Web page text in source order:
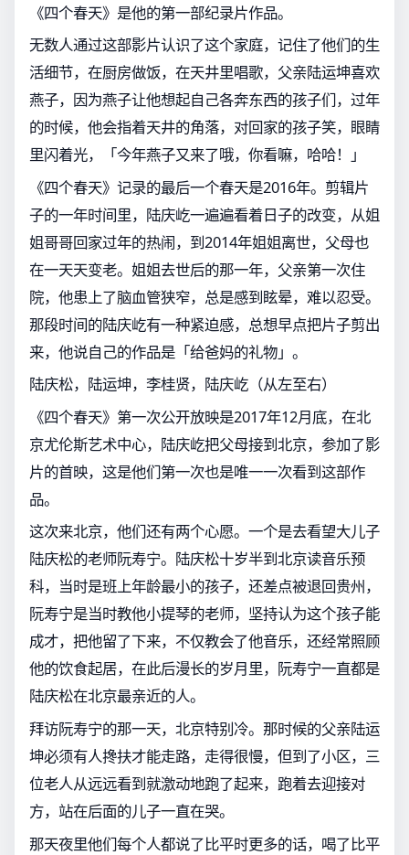
《四个春天》是他的第一部纪录片作品。
无数人通过这部影片认识了这个家庭，记住了他们的生
活细节，在厨房做饭，在天井里唱歌，父亲陆运坤喜欢
燕子，因为燕子让他想起自己各奔东西的孩子们，过年
的时候，他会指着天井的角落，对回家的孩子笑，眼睛
里闪着光，「今年燕子又来了哦，你看嘛，哈哈！」
《四个春天》记录的最后一个春天是2016年。剪辑片
子的一年时间里，陆庆屹一遍遍看着日子的改变，从姐
姐哥哥回家过年的热闹，到2014年姐姐离世，父母也
在一天天变老。姐姐去世后的那一年，父亲第一次住
院，他患上了脑血管狭窄，总是感到眩晕，难以忍受。
那段时间的陆庆屹有一种紧迫感，总想早点把片子剪出
来，他说自己的作品是「给爸妈的礼物」。
陆庆松，陆运坤，李桂贤，陆庆屹（从左至右）
《四个春天》第一次公开放映是2017年12月底，在北
京尤伦斯艺术中心，陆庆屹把父母接到北京，参加了影
片的首映，这是他们第一次也是唯一一次看到这部作
品。
这次来北京，他们还有两个心愿。一个是去看望大儿子
陆庆松的老师阮寿宁。陆庆松十岁半到北京读音乐预
科，当时是班上年龄最小的孩子，还差点被退回贵州，
阮寿宁是当时教他小提琴的老师，坚持认为这个孩子能
成才，把他留了下来，不仅教会了他音乐，还经常照顾
他的饮食起居，在此后漫长的岁月里，阮寿宁一直都是
陆庆松在北京最亲近的人。
拜访阮寿宁的那一天，北京特别冷。那时候的父亲陆运
坤必须有人搀扶才能走路，走得很慢，但到了小区，三
位老人从远远看到就激动地跑了起来，跑着去迎接对
方，站在后面的儿子一直在哭。
那天夜里他们每个人都说了比平时更多的话，喝了比平